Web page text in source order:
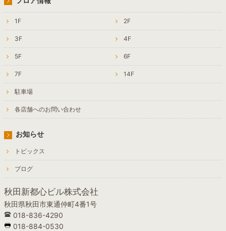
1F 2F
3F 4F
5F 6F
7F 14F
駐車場
各店舗へのお問い合わせ
お知らせ
トピックス
ブログ
秋田新都心ビル株式会社
秋田県秋田市東通仲町4番1号
018-836-4290
018-884-0530